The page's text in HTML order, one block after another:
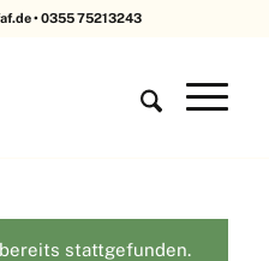
• 0355 75213243
stattgefunden.